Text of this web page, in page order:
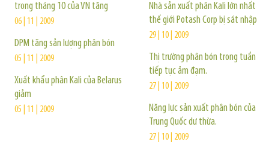
trong tháng 10 của VN tăng
06 | 11 | 2009
DPM tăng sản lượng phân bón
05 | 11 | 2009
Xuất khẩu phân Kali của Belarus
giảm
05 | 11 | 2009
Nhà sản xuất phân Kali lớn nhất
thế giới Potash Corp bị sát nhập
29 | 10 | 2009
Thị trường phân bón trong tuần
tiếp tục ảm đạm.
27 | 10 | 2009
Năng lực sản xuất phân bón của
Trung Quốc dư thừa.
27 | 10 | 2009